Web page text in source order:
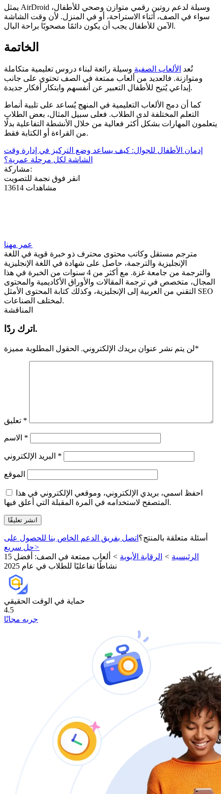
يمثل AirDroid وسيلة لدعم روتين رقمي متوازن وصحي للأطفال،
سواء في الصف، أثناء الاستراحة، أو في المنزل. لأن وقت الشاشة
الآمن للأطفال يجب أن يكون دائمًا مصحوبًا براحة البال.
الخاتمة
تُعد الألعاب الصفية وسيلة رائعة لبناء دروس تعليمية متكاملة
ومتوازنة. فالعديد من ألعاب ممتعة في الصف تحتوي على جانب
إبداعي يُتيح للأطفال التعبير عن أنفسهم وابتكار أفكار جديدة.
كما أن دمج الألعاب التعليمية في المنهج يُساعد على تلبية أنماط
التعلم المختلفة لدى الطلاب. فعلى سبيل المثال، بعض الطلاب
يتعلمون المهارات بشكل أكثر فعالية من خلال الأنشطة التفاعلية بدلًا
من القراءة أو الكتابة فقط.
إدمان الأطفال للجوال: كيف يساعد وضع التركيز في إدارة وقت
الشاشة لكل مرحلة عمرية؟
مشاركة:
انقر فوق نجمة للتصويت
13614 مشاهدات
عمر مهنا
مترجم مستقل وكاتب محتوى محترف ذو خبرة قوية في اللغة
الإنجليزية والترجمة، حاصل على شهادة في اللغة الإنجليزية
والترجمة من جامعة غزة. مع أكثر من 4 سنوات من الخبرة في هذا
المجال، متخصص في ترجمة المقالات والأوراق الأكاديمية والمحتوى
التقني من العربية إلى الإنجليزية، وكذلك كتابة المحتوى الأمثل SEO
لمختلف الصناعات.
المناقشة
اترك ردًا.
لن يتم نشر عنوان بريدك الإلكتروني. الحقول المطلوبة مميزة *
*
*
*
الموقع
احفظ اسمي، بريدي الإلكتروني، وموقعي الإلكتروني في هذا
المتصفح لاستخدامه في المرة المقبلة التي أعلق فيها.
أسئلة متعلقة بالمنتج؟ اتصل بفريق الدعم الخاص بنا للحصول على
حل سريع>
الرئيسية > الرقابة الأبوية >
ألعاب ممتعة في الصف: أفضل 15
نشاطًا تفاعليًا للطلاب في عام 2025
حماية في الوقت الحقيقي
4.5
جربه مجانًا